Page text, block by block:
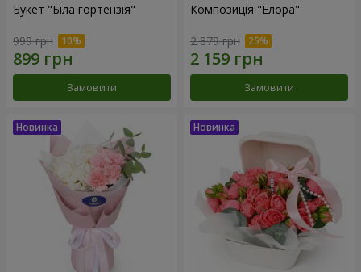
Букет "Біла гортензія"
999 грн
Замовити
Композиція "Елора"
2 879 грн
Замовити